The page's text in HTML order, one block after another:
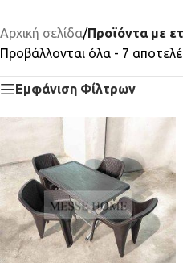
Αρχική σελίδα/Προϊόντα με
Προβάλλονται όλα - 7
Εμφάνιση Φίλτρων